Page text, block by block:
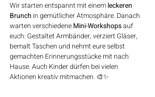
Wir starten entspannt mit einem leckeren
Brunch in gemütlicher Atmosphäre. Danach
warten verschiedene Mini-Workshops auf
euch: Gestaltet Armbänder, verziert Gläser,
bemalt Taschen und nehmt eure selbst
gemachten Erinnerungsstücke mit nach
Hause. Auch Kinder dürfen bei vielen
Aktionen kreativ mitmachen. 🎨✨